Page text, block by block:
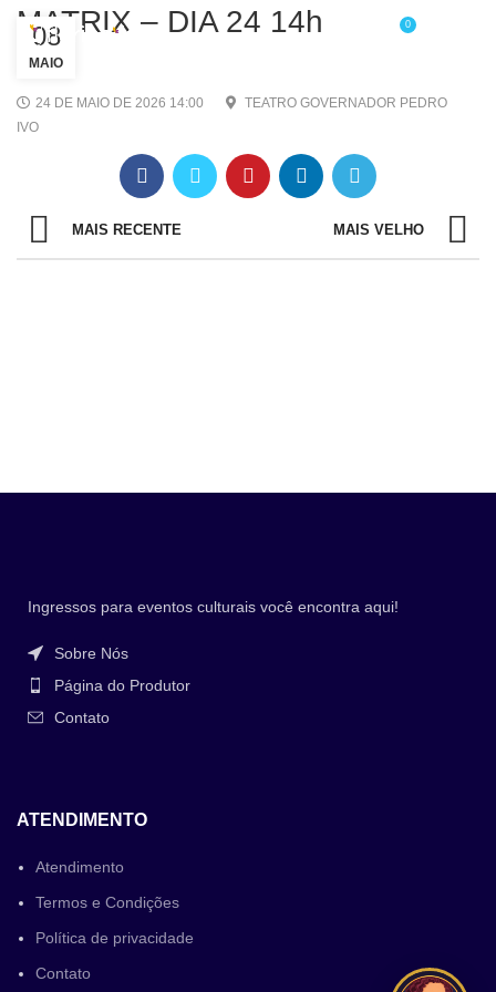
0
/
MATRIX – DIA 24 14h
08
MAIO
24 DE MAIO DE 2026 14:00
TEATRO GOVERNADOR PEDRO
IVO
MAIS RECENTE MAIS VELHO
Ingressos para eventos culturais você encontra aqui!
Sobre Nós
Página do Produtor
Contato
ATENDIMENTO
Atendimento
Termos e Condições
Política de privacidade
Contato